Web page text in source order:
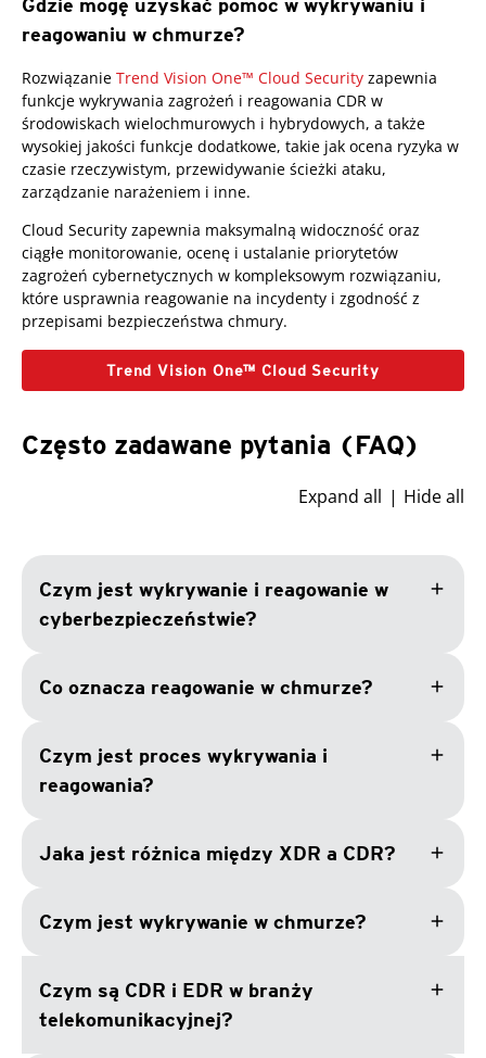
Gdzie mogę uzyskać pomoc w wykrywaniu i
reagowaniu w chmurze?
Rozwiązanie Trend Vision One™ Cloud Security zapewnia
funkcje wykrywania zagrożeń i reagowania CDR w
środowiskach wielochmurowych i hybrydowych, a także
wysokiej jakości funkcje dodatkowe, takie jak ocena ryzyka w
czasie rzeczywistym, przewidywanie ścieżki ataku,
zarządzanie narażeniem i inne.
Cloud Security zapewnia maksymalną widoczność oraz
ciągłe monitorowanie, ocenę i ustalanie priorytetów
zagrożeń cybernetycznych w kompleksowym rozwiązaniu,
które usprawnia reagowanie na incydenty i zgodność z
przepisami bezpieczeństwa chmury.
Trend Vision One™ Cloud Security
Często zadawane pytania (FAQ)
Expand all Hide all
Czym jest wykrywanie i reagowanie w
cyberbezpieczeństwie?
add
Co oznacza reagowanie w chmurze? add
Czym jest proces wykrywania i
reagowania?
add
Jaka jest różnica między XDR a CDR? add
Czym jest wykrywanie w chmurze? add
Czym są CDR i EDR w branży
telekomunikacyjnej?
add